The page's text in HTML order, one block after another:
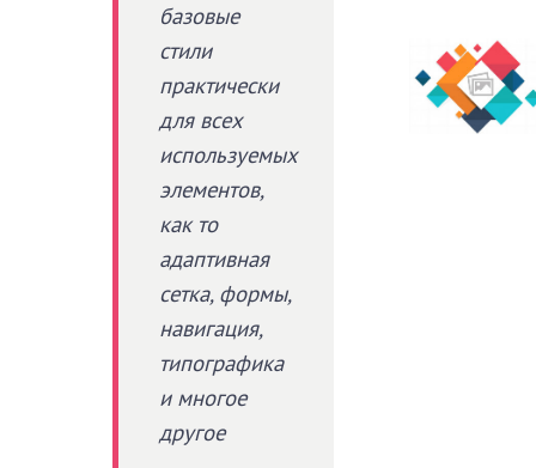
базовые
стили
практически
для всех
используемых
элементов,
как то
адаптивная
сетка, формы,
навигация,
типографика
и многое
другое